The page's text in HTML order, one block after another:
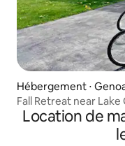
Hébergement ⋅
Fall Retreat near
Location de